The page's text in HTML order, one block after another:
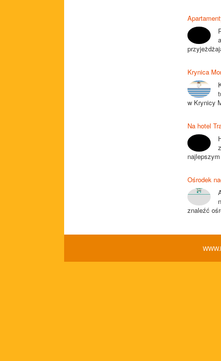
Krynica
w Krynicy
Na hotel
Ośrodek
znaleźć